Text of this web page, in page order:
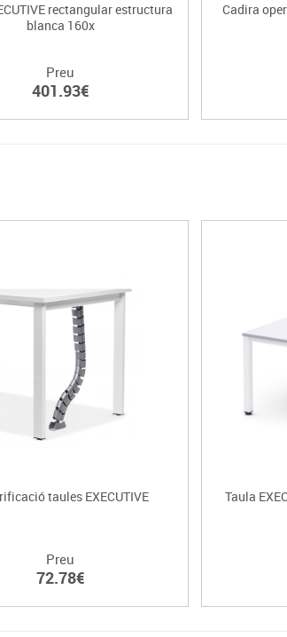
rectangular estructura
blanca 160x
Preu
401.93€
Cadira
taules EXECUTIVE
Preu
72.78€
Taula